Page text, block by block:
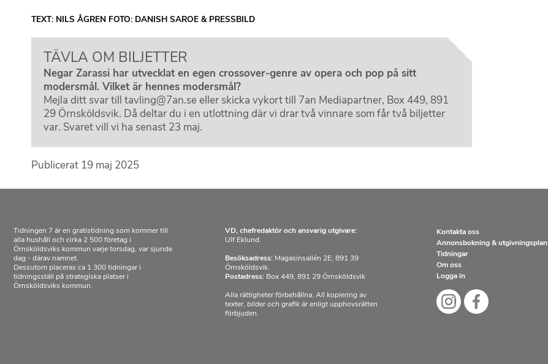
TEXT: NILS ÅGREN FOTO: DANISH SAROE & PRESSBILD
TÄVLA OM BILJETTER
Negar Zarassi har utvecklat en egen crossover-genre av opera och pop på sitt
modersmål. Vilket är hennes modersmål?
Mejla ditt svar till tavling@7an.se eller skicka vykort till 7an Mediapartner, Box 449, 891
29 Örnsköldsvik. Då deltar du i en utlottning där vi drar två vinnare som får två biljetter
var. Svaret vill vi ha senast 23 maj.
Publicerat 19 maj 2025
Tidningen 7 är en gratistidning som kommer till
alla hushåll och cirka 2 500 företag i
Örnsköldsviks kommun varje torsdag, var sjunde
dag - därav namnet.
Dessutom placeras ca 1 300 tidningar i
tidningsställ på strategiska platser i
Örnsköldsviks kommun.
VD, chefredaktör och ansvarig utgivare:
Ulf Eklund.
Besöksadress: Magasinsallén 2E, 891 39
Örnsköldsvik.
Postadress: Box 449, 891 29 Örnsköldsvik
Alla rättigheter förbehållna. All kopiering av
texter, bilder och grafik är enligt upphovsrätten
förbjuden.
Kontakta oss
Annonsbokning & utgivningsplan
Tidningar
Om oss
Logga in